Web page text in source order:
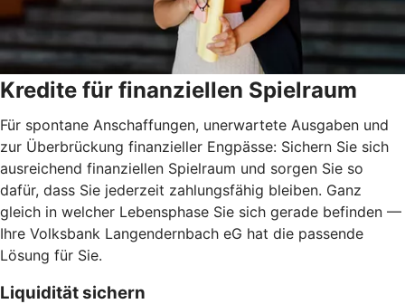
Kredite für finanziellen Spielraum
Für spontane Anschaffungen, unerwartete Ausgaben und
zur Überbrückung finanzieller Engpässe: Sichern Sie sich
ausreichend finanziellen Spielraum und sorgen Sie so
dafür, dass Sie jederzeit zahlungsfähig bleiben. Ganz
gleich in welcher Lebensphase Sie sich gerade befinden —
Ihre Volksbank Langendernbach eG hat die passende
Lösung für Sie.
Liquidität sichern